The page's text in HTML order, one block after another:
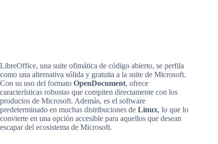
LibreOffice, una suite ofimática de código abierto, se perfila
como una alternativa sólida y gratuita a la suite de Microsoft.
Con su uso del formato OpenDocument, ofrece
características robustas que compiten directamente con los
productos de Microsoft. Además, es el software
predeterminado en muchas distribuciones de Linux, lo que lo
convierte en una opción accesible para aquellos que desean
escapar del ecosistema de Microsoft.